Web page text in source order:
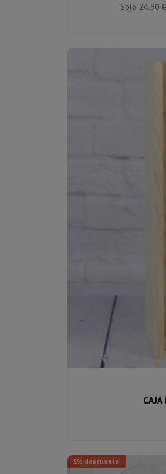
Solo 24.90
5% descuento